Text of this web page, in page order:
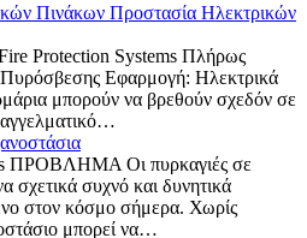
Προστασία Ηλεκτρικών
Protection Systems Πλήρως
Εφαρμογή: Ηλεκτρικά
μπορούν να βρεθούν σχεδόν σε
ΠΡΟΒΛΗΜΑ Οι πυρκαγιές σε
σχετικά συχνό και δυνητικά
στον κόσμο σήμερα. Χωρίς
μπορεί να…